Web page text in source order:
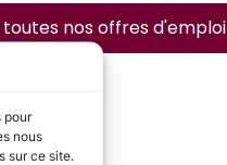
pour
nous
sur ce site.
nos offres d'emploi